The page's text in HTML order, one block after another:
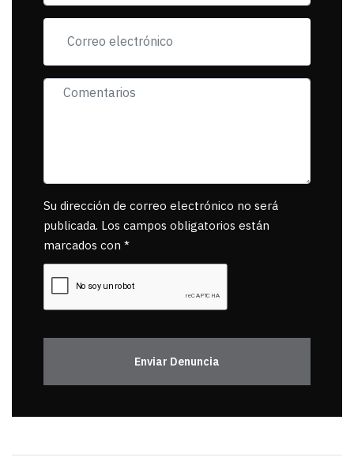
muerta.
Su dirección de correo electrónico no será
publicada. Los campos obligatorios están
marcados con *
Enviar Denuncia